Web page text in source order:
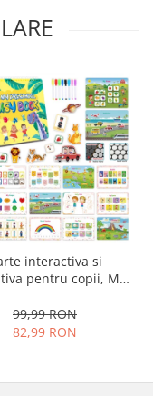
interactiva si
pentru copii, My
activitati multiple,
repozitionabile,
99,99 RON
82,99 RON